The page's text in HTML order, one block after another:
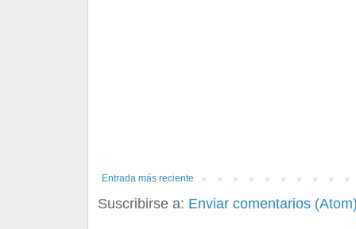
Entrada más reciente
Suscribirse a: Enviar comentarios